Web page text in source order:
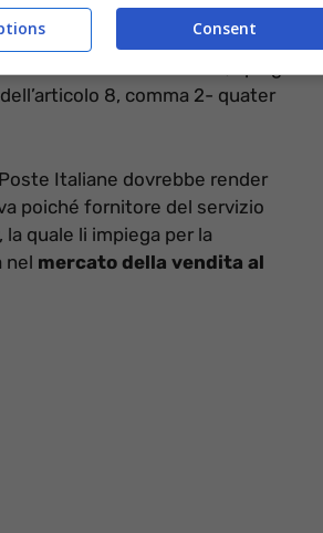
segnalazioni giunte dove si
concorrenti di PostePay, che ne
di Poste Italiane, spiega
8, comma 2- quater
Italiane dovrebbe render
poiché fornitore del servizio
quale li impiega per la
nel mercato della vendita al
Consent